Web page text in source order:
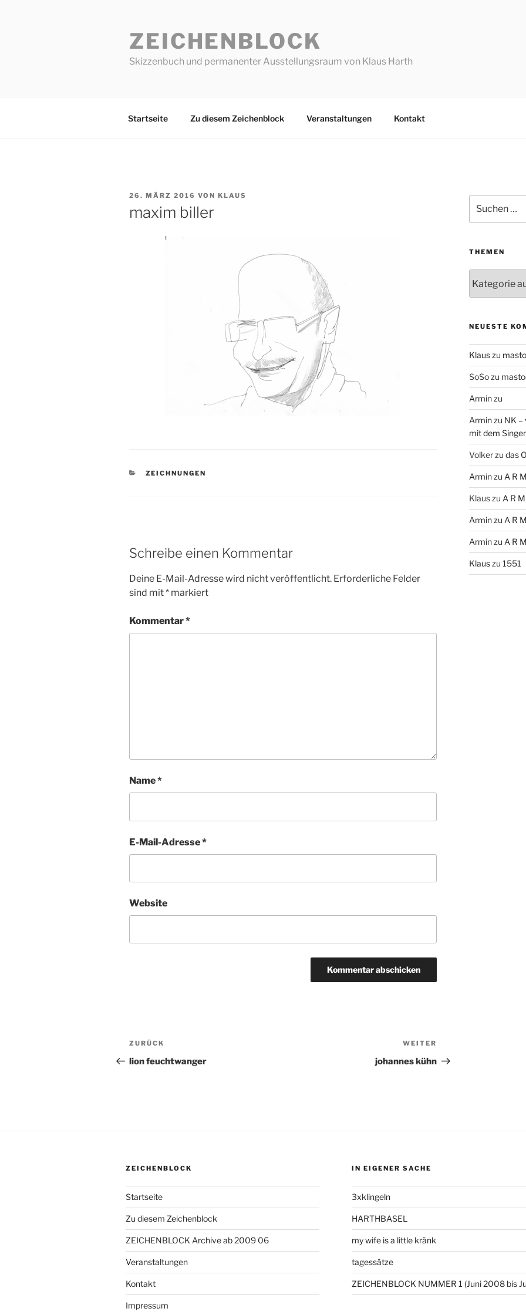
ZEICHENBLOCK
Skizzenbuch und permanenter Ausstellungsraum von Klaus Harth
Startseite Zu diesem Zeichenblock Veranstaltungen Kontakt
VERÖFFENTLICHT
26. MÄRZ 2016 VON KLAUS
maxim biller
KATEGORIEN
ZEICHNUNGEN
Schreibe einen Kommentar
Deine E-Mail-Adresse wird nicht veröffentlicht. Erforderliche Felder
sind mit* markiert
Kommentar*
Name*
E-Mail-Adresse*
Website
Beitragsnavigation
Vorheriger
Beitrag
ZURÜCK
lion feuchtwanger
Beitrag
WEITER
johannes kühn
nach:
THEMEN
NEUESTE
Klauszu
SoSozu
Arminzu
Arminzu NK –
mit dem
Volkerzu das
Arminzu A R
Klauszu A R
Arminzu A R
Arminzu A R
Klauszu 1551
ZEICHENBLOCK
Startseite
Zu diesem Zeichenblock
ZEICHENBLOCK Archive ab 2009 06
Veranstaltungen
Kontakt
Impressum
IN EIGENER SACHE
3xklingeln
HARTHBASEL
my wife is a little kränk
tagessätze
ZEICHENBLOCK NUMMER 1 (Juni 2008 bis